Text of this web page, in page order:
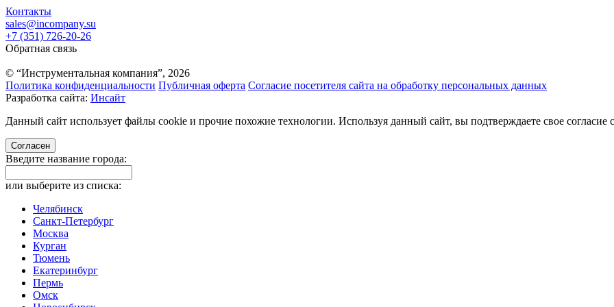
Контакты
sales@incompany.su
+7 (351) 726-20-26
Обратная связь
© “Инструментальная компания”, 2026
Политика конфиденциальности Публичная оферта Согласие посетителя сайта на обработку персональных данных
Разработка сайта: Инсайт
Данный сайт использует файлы cookie и прочие похожие технологии. Используя данный сайт, вы подтверждаете свое согласие с
Согласен
Введите название города:
или выберите из списка:
Челябинск
Санкт-Петербург
Москва
Курган
Тюмень
Екатеринбург
Пермь
Омск